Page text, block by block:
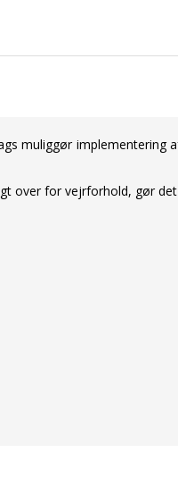
muliggør implementering
over for vejrforhold, gør